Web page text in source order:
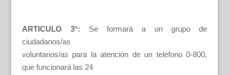
ARTICULO 3°: Se formará a un grupo de
ciudadanos/as
voluntarios/as para la atención de un teléfono 0-800,
que funcionará las 24